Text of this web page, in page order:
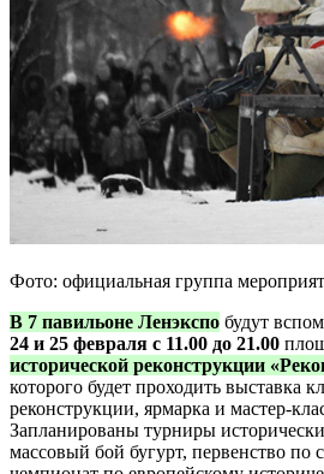
Фото: официальная группа
В 7 павильоне Ленэкспо будут
24 и 25 февраля с 11.00 до 21.00
исторической реконструкции
которого будет проходить выставка
реконструкции, ярмарка и мастер-
Запланированы турниры
массовый бой бугурт, первенство по